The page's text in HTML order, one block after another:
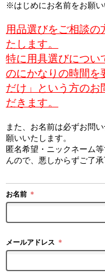
※はじめにお名前をお願い
用品選びをご相談の
たします。
特に用具選びについ
のにかなりの時間を
だけ」という方のお
だきます。
また、お名前は必ずお問
願いいたします。
匿名希望・ニックネーム
んので、悪しからずご了承
お名前 ＊
メールアドレス ＊